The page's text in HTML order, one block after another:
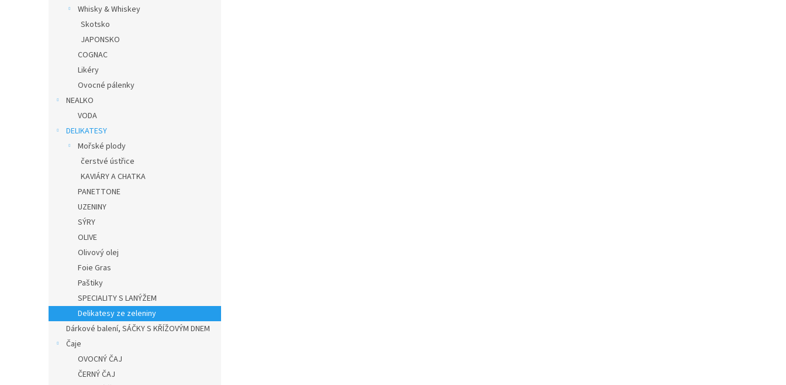
Whisky & Whiskey
Skotsko
JAPONSKO
COGNAC
Likéry
Ovocné pálenky
NEALKO
VODA
DELIKATESY
Mořské plody
čerstvé ústřice
KAVIÁRY A CHATKA
PANETTONE
UZENINY
SÝRY
OLIVE
Olivový olej
Foie Gras
Paštiky
SPECIALITY S LANÝŽEM
Delikatesy ze zeleniny
Dárkové balení, SÁČKY S KŘÍŽOVÝM DNEM
Čaje
OVOCNÝ ČAJ
ČERNÝ ČAJ